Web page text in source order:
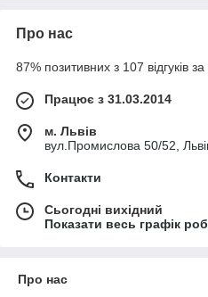
єдину робочу систему, що
У категорії представлені:
• роликові грилі для сосисок
• парові ванни для підігріву
• модулі для підігріву булочок
• комбіновані хот-дог станції
🔧 ЯК ОБРАТИ
• тип нагріву (роликовий або
Про нас
87% позитивних з 107 відгуків за
Працює з 31.03.2014
м. Львів
вул.Промислова 50/52,
Контакти
Сьогодні вихідний
Показати весь графік
Про нас